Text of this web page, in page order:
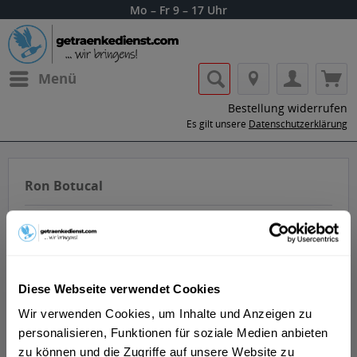
Diese Webseite verwendet Cookies
Wir verwenden Cookies, um Inhalte und Anzeigen zu
personalisieren, Funktionen für soziale Medien anbieten
zu können und die Zugriffe auf unsere Website zu
Mo – Fr 9 – 17 Uhr
Menü
Bestellung widerrufen
Es gilt unsere Datenschutzerklärung
Ron Botucal
Lass dir die Getränke von Ron Botucal
nach Hause oder ins Büro liefern.